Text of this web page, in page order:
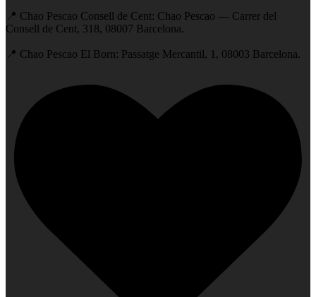
📍 Chao Pescao Consell de Cent: Chao Pescao — Carrer del
Consell de Cent, 318, 08007 Barcelona.
📍 Chao Pescao El Born: Passatge Mercantil, 1, 08003 Barcelona.